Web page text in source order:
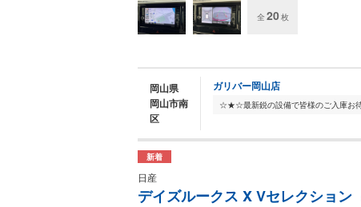
全 20枚
岡山県
岡山市南
区
ガリバー岡山店
新着
日産
デイズルークス X Vセレクション